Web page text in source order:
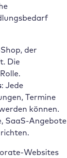
der
Die
: Jede
Termine
können.
SaaS-Angebote
Websites